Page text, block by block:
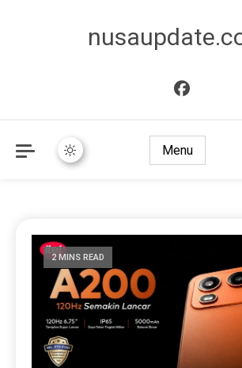
Menu
2 MINS READ